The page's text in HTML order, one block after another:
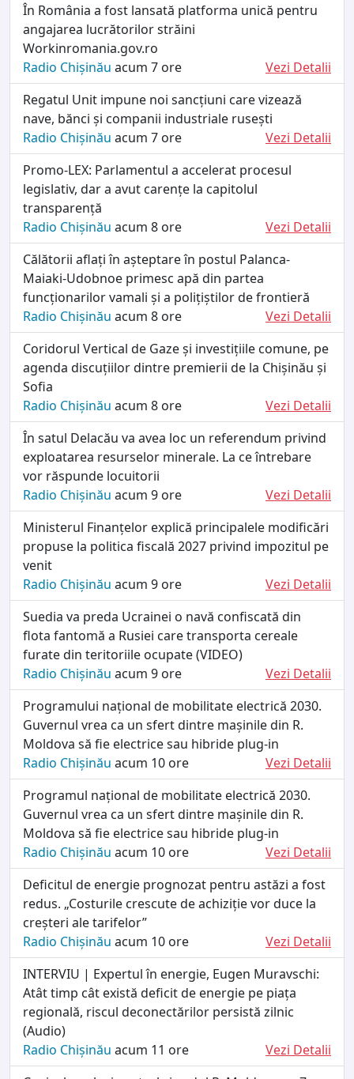
În România a fost lansată platforma unică pentru
angajarea lucrătorilor străini
Workinromania.gov.ro
Radio Chișinău acum 7 ore
Vezi Detalii
Regatul Unit impune noi sancțiuni care vizează
nave, bănci și companii industriale rusești
Radio Chișinău acum 7 ore
Vezi Detalii
Promo-LEX: Parlamentul a accelerat procesul
legislativ, dar a avut carențe la capitolul
transparență
Radio Chișinău acum 8 ore
Vezi Detalii
Călătorii aflați în așteptare în postul Palanca-
Maiaki-Udobnoe primesc apă din partea
funcționarilor vamali și a polițiștilor de frontieră
Radio Chișinău acum 8 ore
Vezi Detalii
Coridorul Vertical de Gaze și investițiile comune, pe
agenda discuțiilor dintre premierii de la Chișinău și
Sofia
Radio Chișinău acum 8 ore
Vezi Detalii
În satul Delacău va avea loc un referendum privind
exploatarea resurselor minerale. La ce întrebare
vor răspunde locuitorii
Radio Chișinău acum 9 ore
Vezi Detalii
Ministerul Finanțelor explică principalele modificări
propuse la politica fiscală 2027 privind impozitul pe
venit
Radio Chișinău acum 9 ore
Vezi Detalii
Suedia va preda Ucrainei o navă confiscată din
flota fantomă a Rusiei care transporta cereale
furate din teritoriile ocupate (VIDEO)
Radio Chișinău acum 9 ore
Vezi Detalii
Programului național de mobilitate electrică 2030.
Guvernul vrea ca un sfert dintre mașinile din R.
Moldova să fie electrice sau hibride plug-in
Radio Chișinău acum 10 ore
Vezi Detalii
Programul național de mobilitate electrică 2030.
Guvernul vrea ca un sfert dintre mașinile din R.
Moldova să fie electrice sau hibride plug-in
Radio Chișinău acum 10 ore
Vezi Detalii
Deficitul de energie prognozat pentru astăzi a fost
redus. „Costurile crescute de achiziție vor duce la
creșteri ale tarifelor”
Radio Chișinău acum 10 ore
Vezi Detalii
INTERVIU | Expertul în energie, Eugen Muravschi:
Atât timp cât există deficit de energie pe piața
regională, riscul deconectărilor persistă zilnic
(Audio)
Radio Chișinău acum 11 ore
Vezi Detalii